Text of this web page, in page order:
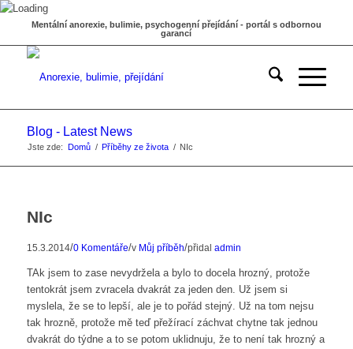
Mentální anorexie, bulimie, psychogenní přejídání - portál s odbornou
garancí
Blog - Latest News
Jste zde: Domů / Příběhy ze života / NIc
NIc
15.3.2014/0 Komentáře/v Můj příběh/přidal admin
TAk jsem to zase nevydržela a bylo to docela hrozný, protože
tentokrát jsem zvracela dvakrát za jeden den. Už jsem si
myslela, že se to lepší, ale je to pořád stejný. Už na tom nejsu
tak hrozně, protože mě teď přežírací záchvat chytne tak jednou
dvakrát do týdne a to se potom uklidnuju, že to není tak hrozný a